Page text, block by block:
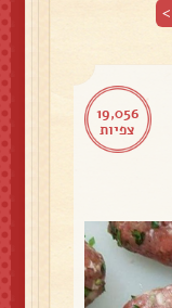
>
19,056
צפיות